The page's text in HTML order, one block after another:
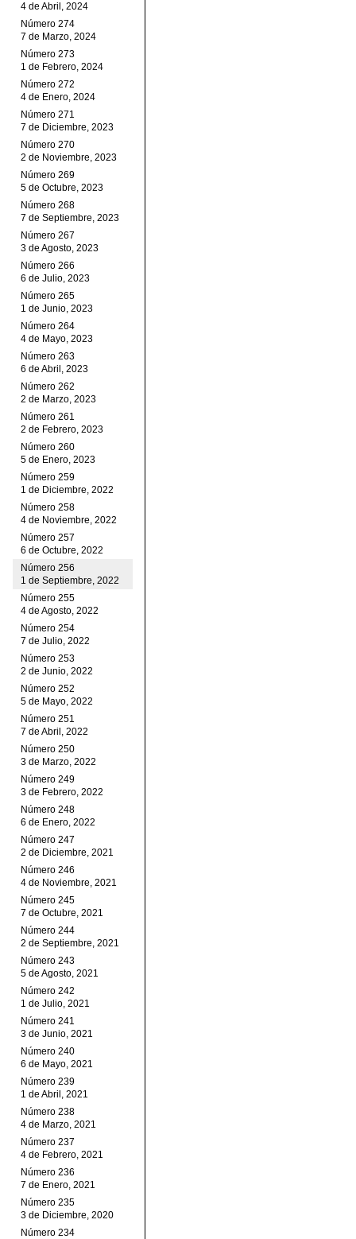
4 de Abril, 2024
Número 274
7 de Marzo, 2024
Número 273
1 de Febrero, 2024
Número 272
4 de Enero, 2024
Número 271
7 de Diciembre, 2023
Número 270
2 de Noviembre, 2023
Número 269
5 de Octubre, 2023
Número 268
7 de Septiembre, 2023
Número 267
3 de Agosto, 2023
Número 266
6 de Julio, 2023
Número 265
1 de Junio, 2023
Número 264
4 de Mayo, 2023
Número 263
6 de Abril, 2023
Número 262
2 de Marzo, 2023
Número 261
2 de Febrero, 2023
Número 260
5 de Enero, 2023
Número 259
1 de Diciembre, 2022
Número 258
4 de Noviembre, 2022
Número 257
6 de Octubre, 2022
Número 256
1 de Septiembre, 2022
Número 255
4 de Agosto, 2022
Número 254
7 de Julio, 2022
Número 253
2 de Junio, 2022
Número 252
5 de Mayo, 2022
Número 251
7 de Abril, 2022
Número 250
3 de Marzo, 2022
Número 249
3 de Febrero, 2022
Número 248
6 de Enero, 2022
Número 247
2 de Diciembre, 2021
Número 246
4 de Noviembre, 2021
Número 245
7 de Octubre, 2021
Número 244
2 de Septiembre, 2021
Número 243
5 de Agosto, 2021
Número 242
1 de Julio, 2021
Número 241
3 de Junio, 2021
Número 240
6 de Mayo, 2021
Número 239
1 de Abril, 2021
Número 238
4 de Marzo, 2021
Número 237
4 de Febrero, 2021
Número 236
7 de Enero, 2021
Número 235
3 de Diciembre, 2020
Número 234